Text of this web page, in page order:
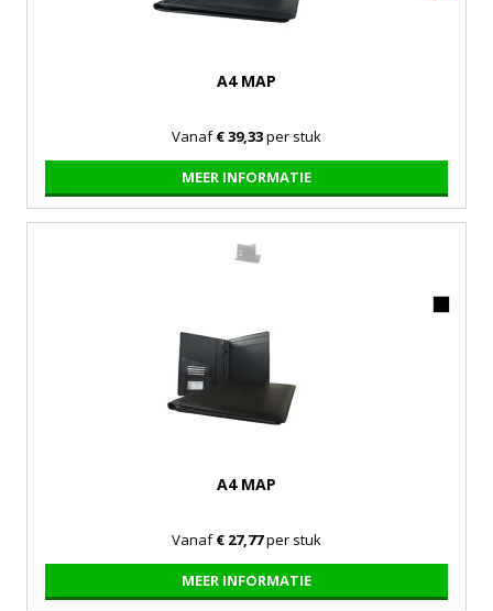
A4 MAP
Vanaf€ 39,33per stuk
MEER INFORMATIE
A4 MAP
Vanaf€ 27,77per stuk
MEER INFORMATIE